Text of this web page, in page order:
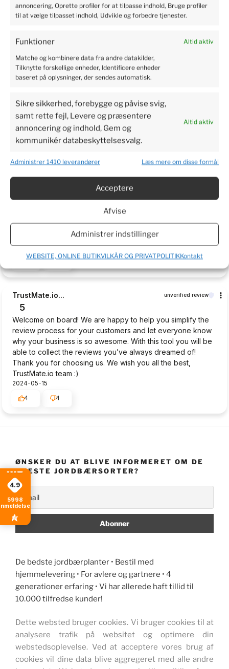
annoncering, Oprette profiler for at tilpasse indhold, Bruge profiler
til at vælge tilpasset indhold, Udvikle og forbedre tjenester.
Funktioner Altid aktiv
Matche og kombinere data fra andre datakilder,
Tilknytte forskellige enheder, Identificere enheder
baseret på oplysninger, der sendes automatisk.
Sikre sikkerhed, forebygge og påvise svig,
samt rette fejl, Levere og præsentere
annoncering og indhold, Gem og
kommunikér databeskyttelsesvalg.
Altid aktiv
Administrer 1410 leverandører Læs mere om disse formål
Acceptere
Afvise
Administrer indstillinger
WEBSITE, ONLINE BUTIKVILKÅR OG PRIVATPOLITIKKontakt
Kristian verified
5
happy. Rapid delivery of products. The package was safe
of the parcel.
2024-06-04
Susanne verified
5
Perfect service, I recommend it.
Bjarne verified
I am very excited to get the plants so I can make a real
review. Have waited more than a week now. To long to wait.
2024-06-03
5
2
TrustMate.io... unverified review
5
Welcome on board! We are happy to help you simplify the
review process for your customers and let everyone know
why your business is so awesome. With this tool you will be
able to collect the reviews you’ve always dreamed of!
Thank you for choosing us. We wish you all the best,
TrustMate.io team :)
2024-05-15
4
4
ØNSKER DU AT BLIVE INFORMERET OM DE
NYESTE JORDBÆRSORTER?
De bedste jordbærplanter • Bestil med
hjemmelevering • For avlere og gartnere • 4
generationer erfaring • Vi har allerede haft tillid til
10.000 tilfredse kunder!
Dette websted bruger cookies. Vi bruger cookies til at
analysere trafik på websitet og optimere din
webstedsoplevelse. Ved at acceptere vores brug af
cookies vil dine data blive aggregeret med alle andre
4.9
5998